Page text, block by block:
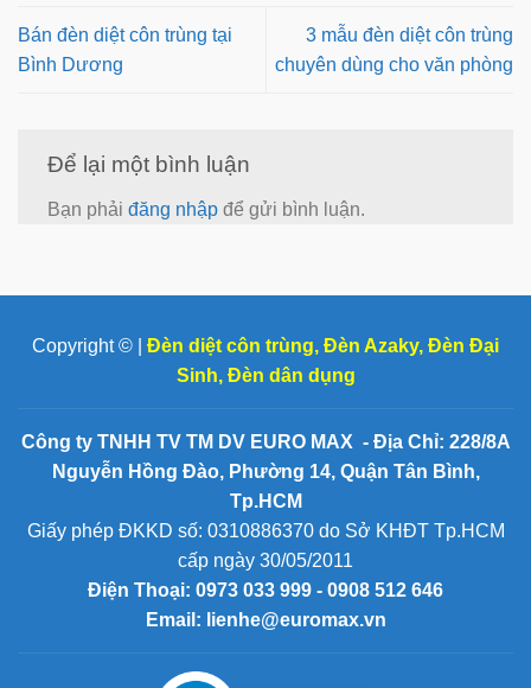
Bán đèn diệt côn trùng tại
Bình Dương
3 mẫu đèn diệt côn trùng
chuyên dùng cho văn phòng
Để lại một bình luận
Bạn phải đăng nhập để gửi bình luận.
Copyright © | Đèn diệt côn trùng, Đèn Azaky, Đèn Đại
Sinh, Đèn dân dụng
Công ty TNHH TV TM DV EURO MAX - Địa Chỉ: 228/8A
Nguyễn Hồng Đào, Phường 14, Quận Tân Bình,
Tp.HCM
Giấy phép ĐKKD số: 0310886370 do Sở KHĐT Tp.HCM
cấp ngày 30/05/2011
Điện Thoại: 0973 033 999 - 0908 512 646
Email: lienhe@euromax.vn